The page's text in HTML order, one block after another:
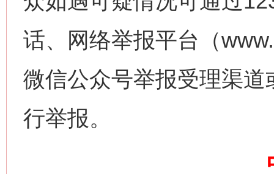
话、网络举报平台（
微信公众号举报受理渠
行举报。
习近平的博鳌关键词
魏明亮